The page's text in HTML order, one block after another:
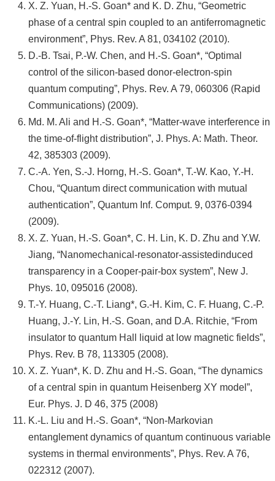
X. Z. Yuan, H.-S. Goan* and K. D. Zhu, “Geometric
phase of a central spin coupled to an antiferromagnetic
environment”, Phys. Rev. A 81, 034102 (2010).
D.-B. Tsai, P.-W. Chen, and H.-S. Goan*, “Optimal
control of the silicon-based donor-electron-spin
quantum computing”, Phys. Rev. A 79, 060306 (Rapid
Communications) (2009).
Md. M. Ali and H.-S. Goan*, “Matter-wave interference in
the time-of-flight distribution”, J. Phys. A: Math. Theor.
42, 385303 (2009).
C.-A. Yen, S.-J. Horng, H.-S. Goan*, T.-W. Kao, Y.-H.
Chou, “Quantum direct communication with mutual
authentication”, Quantum Inf. Comput. 9, 0376-0394
(2009).
X. Z. Yuan, H.-S. Goan*, C. H. Lin, K. D. Zhu and Y.W.
Jiang, “Nanomechanical-resonator-assistedinduced
transparency in a Cooper-pair-box system”, New J.
Phys. 10, 095016 (2008).
T.-Y. Huang, C.-T. Liang*, G.-H. Kim, C. F. Huang, C.-P.
Huang, J.-Y. Lin, H.-S. Goan, and D.A. Ritchie, “From
insulator to quantum Hall liquid at low magnetic fields”,
Phys. Rev. B 78, 113305 (2008).
X. Z. Yuan*, K. D. Zhu and H.-S. Goan, “The dynamics
of a central spin in quantum Heisenberg XY model”,
Eur. Phys. J. D 46, 375 (2008)
K.-L. Liu and H.-S. Goan*, “Non-Markovian
entanglement dynamics of quantum continuous variable
systems in thermal environments”, Phys. Rev. A 76,
022312 (2007).